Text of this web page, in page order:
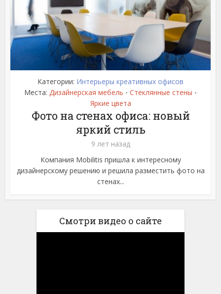
Категории: Интерьеры креативных офисов
Места: Дизайнерская мебель • Стеклянные стены •
Яркие цвета
Фото на стенах офиса: новый
яркий стиль
9 лет назад
Компания Mobilitis пришла к интересному
дизайнерскому решению и решила разместить фото на
стенах...
Смотри видео о сайте